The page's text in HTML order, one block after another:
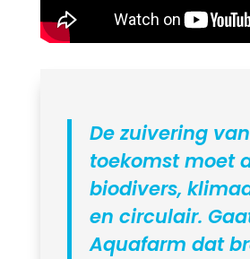
De zuivering
toekomst moet
biodivers,
en circulair.
Aquafarm dat